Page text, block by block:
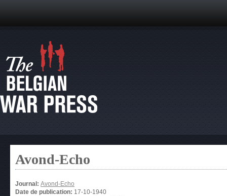
Avond-Echo
Journal: Avond-Echo
Date de publication: 17-10-1940